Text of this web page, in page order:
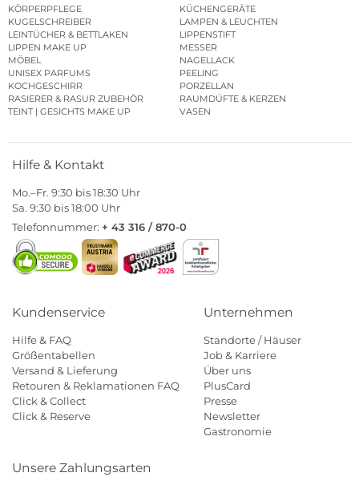
KÖRPERPFLEGE
KÜCHENGERÄTE
KUGELSCHREIBER
LAMPEN & LEUCHTEN
LEINTÜCHER & BETTLAKEN
LIPPENSTIFT
LIPPEN MAKE UP
MESSER
MÖBEL
NAGELLACK
UNISEX PARFUMS
PEELING
KOCHGESCHIRR
PORZELLAN
RASIERER & RASUR ZUBEHÖR
RAUMDÜFTE & KERZEN
TEINT | GESICHTS MAKE UP
VASEN
Hilfe & Kontakt
Mo.–Fr. 9:30 bis 18:30 Uhr
Sa. 9:30 bis 18:00 Uhr
Telefonnummer: + 43 316 / 870-0
Kundenservice
Hilfe & FAQ
Größentabellen
Versand & Lieferung
Retouren & Reklamationen FAQ
Click & Collect
Click & Reserve
Unternehmen
Standorte / Häuser
Job & Karriere
Über uns
PlusCard
Presse
Newsletter
Gastronomie
Unsere Zahlungsarten